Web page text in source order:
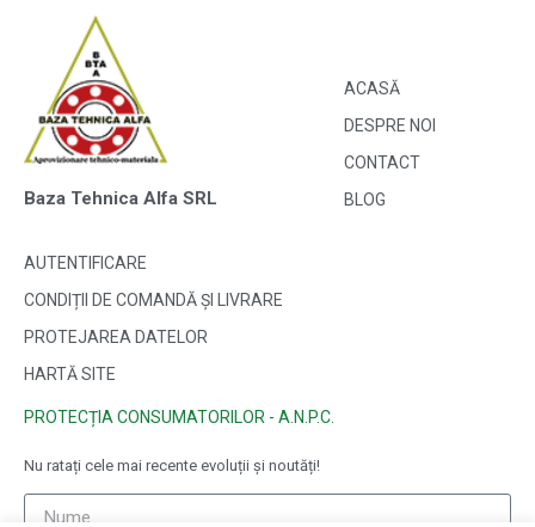
Baza Tehnica Alfa SRL
ACASĂ
DESPRE NOI
CONTACT
BLOG
AUTENTIFICARE
CONDIȚII DE COMANDĂ ȘI LIVRARE
PROTEJAREA DATELOR
HARTĂ SITE
PROTECȚIA CONSUMATORILOR - A.N.P.C.
Nu ratați cele mai recente evoluții și noutăți!